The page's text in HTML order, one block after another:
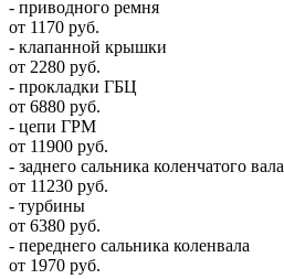
- приводного ремня
от 1170 руб.
- клапанной крышки
от 2280 руб.
- прокладки ГБЦ
от 6880 руб.
- цепи ГРМ
от 11900 руб.
- заднего сальника коленчатого вала
от 11230 руб.
- турбины
от 6380 руб.
- переднего сальника коленвала
от 1970 руб.